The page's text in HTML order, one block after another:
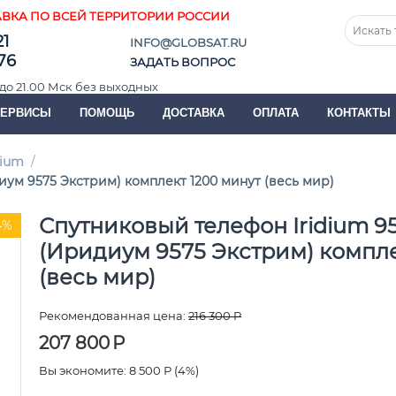
ПО ВСЕЙ ТЕРРИТОРИИ РОССИИ
INFO@GLOBSAT.RU
ЗАДАТЬ ВОПРОС
21.00 Мск без выходных
ПОМОЩЬ ДОСТАВКА ОПЛАТА КОНТАКТЫ
/
9575 Экстрим) комплект 1200 минут (весь мир)
Спутниковый телефон Iridium
(Иридиум 9575 Экстрим)
(весь мир)
Рекомендованная цена: 216 300Р
207 800 Р
Вы экономите: 8 500 Р (4%)